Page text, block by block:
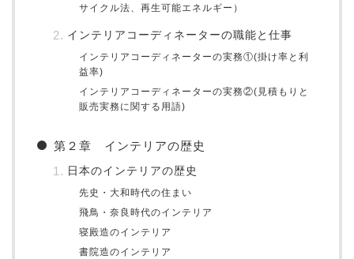
サイクル法、再生可能エネルギー）
インテリアコーディネーターの職能と仕事
インテリアコーディネーターの実務①(掛け率と利
益率)
インテリアコーディネーターの実務②(見積もりと
販売実務に関する用語)
第２章 インテリアの歴史
日本のインテリアの歴史
先史・大和時代の住まい
飛鳥・奈良時代のインテリア
寝殿造のインテリア
書院造のインテリア